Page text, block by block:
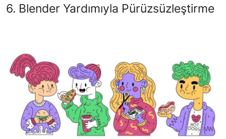
6. Blender Yardımıyla Pürüzsüzleştirme